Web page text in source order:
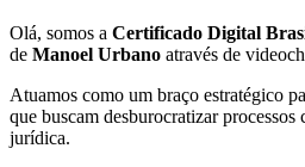
Olá, somos a Certificado Digital
de Manoel Urbano através de
Atuamos como um braço estratégico
que buscam desburocratizar processos
jurídica.